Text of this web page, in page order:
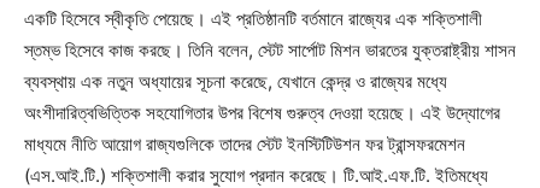
একটি হিসেবে স্বীকৃতি পেয়েছে। এই প্রতিষ্ঠানটি বর্তমানে রাজ্যের এক শক্তিশালী
স্তম্ভ হিসেবে কাজ করছে। তিনি বলেন, স্টেট সার্পোট মিশন ভারতের যুক্তরাষ্ট্রীয় শাসন
ব্যবস্থায় এক নতুন অধ্যায়ের সূচনা করেছে, যেখানে কেন্দ্র ও রাজ্যের মধ্যে
অংশীদারিত্বভিত্তিক সহযোগিতার উপর বিশেষ গুরুত্ব দেওয়া হয়েছে। এই উদ্যোগের
মাধ্যমে নীতি আয়োগ রাজ্যগুলিকে তাদের স্টেট ইনস্টিটিউশন ফর ট্রান্সফরমেশন
(এস.আই.টি.) শক্তিশালী করার সুযোগ প্রদান করেছে। টি.আই.এফ.টি. ইতিমধ্যে